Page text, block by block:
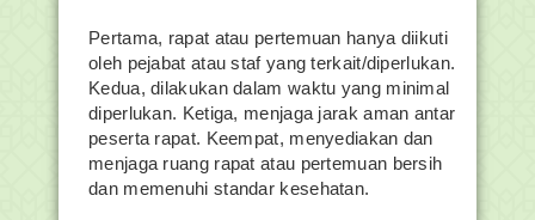
Pertama, rapat atau pertemuan hanya diikuti
oleh pejabat atau staf yang terkait/diperlukan.
Kedua, dilakukan dalam waktu yang minimal
diperlukan. Ketiga, menjaga jarak aman antar
peserta rapat. Keempat, menyediakan dan
menjaga ruang rapat atau pertemuan bersih
dan memenuhi standar kesehatan.